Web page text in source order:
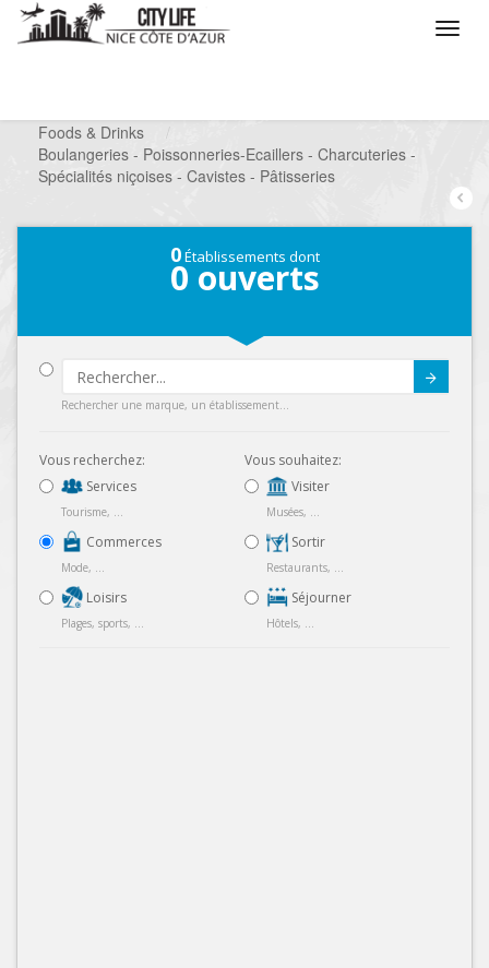
Foods & Drinks
/
Boulangeries - Poissonneries-Ecaillers - Charcuteries -
Spécialités niçoises - Cavistes - Pâtisseries
0Établissements dont
0 ouverts
Rechercher une marque, un établissement...
Vous recherchez:
Services
Tourisme, ...
Commerces
Mode, ...
Loisirs
Plages, sports, ...
Vous souhaitez:
Visiter
Musées, ...
Sortir
Restaurants, ...
Séjourner
Hôtels, ...